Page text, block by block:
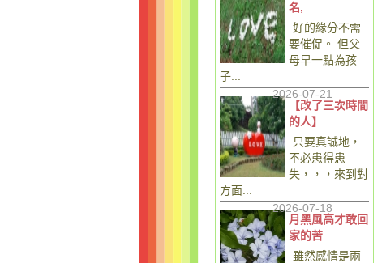
名,
好的緣分不需
要催促。 但父
母早一點為孩
子...
2026-07-21
【改了三次時間
的人】
只要真誠地，
不必患得患
失，，，來到對
方面...
2026-07-18
月黑風高才敢回
家的苦
雖然感情是兩